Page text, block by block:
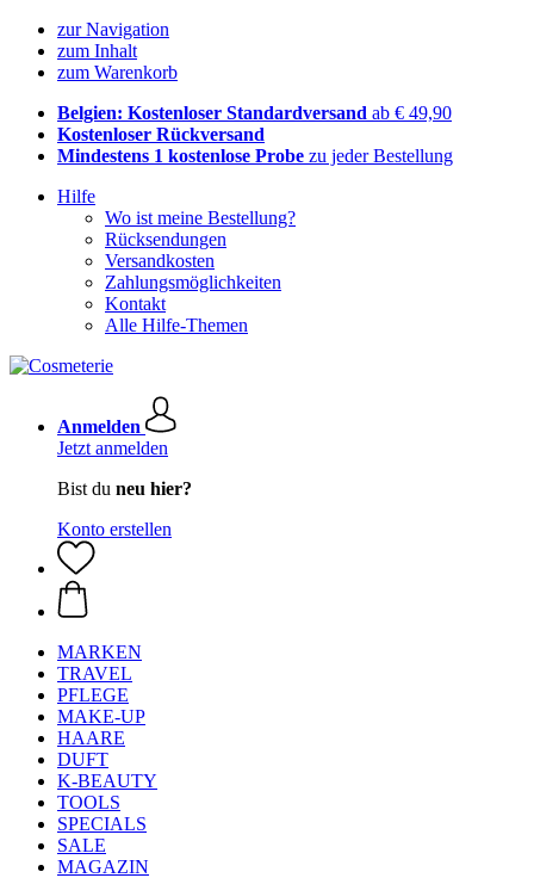
zur Navigation
zum Inhalt
zum Warenkorb
Belgien: Kostenloser Standardversand ab € 49,90
Kostenloser Rückversand
Mindestens 1 kostenlose Probe zu jeder Bestellung
Hilfe
Wo ist meine Bestellung?
Rücksendungen
Versandkosten
Zahlungsmöglichkeiten
Kontakt
Alle Hilfe-Themen
Anmelden
Jetzt anmelden
Bist du neu hier?
Konto erstellen
MARKEN
TRAVEL
PFLEGE
MAKE-UP
HAARE
DUFT
K-BEAUTY
TOOLS
SPECIALS
SALE
MAGAZIN